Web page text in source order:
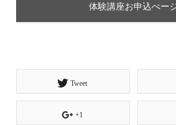
体験講座お申込ぺー
Tweet
+1